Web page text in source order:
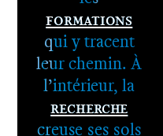
Formations
1er cycle -
qui y tracent
leur chemin. À
l’intérieur, la
Recherche
creuse ses sols